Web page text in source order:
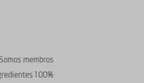
membros
100%